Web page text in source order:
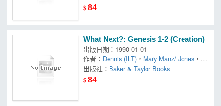
$84
What Next?: Genesis 1-2 (Creation)
出版日期：1990-01-01
作者： Dennis (ILT) ， Mary Manz/ Jones ， Si
mon
出版社： Baker & Taylor Books
$84